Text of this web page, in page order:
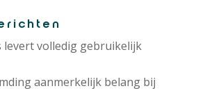
levert volledig gebruikelijk
aanmerkelijk belang bij